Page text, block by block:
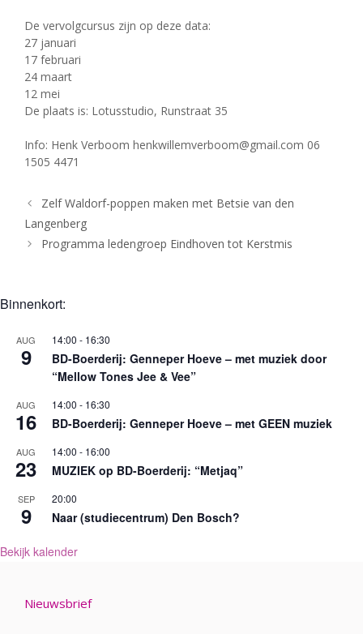
De vervolgcursus zijn op deze data:
27 januari
17 februari
24 maart
12 mei
De plaats is: Lotusstudio, Runstraat 35
Info: Henk Verboom henkwillemverboom@gmail.com 06
1505 4471
Zelf Waldorf-poppen maken met Betsie van den
Langenberg
Programma ledengroep Eindhoven tot Kerstmis
Binnenkort:
AUG
9
14:00 - 16:30
BD-Boerderij: Genneper Hoeve – met muziek door
“Mellow Tones Jee & Vee”
AUG
16
14:00 - 16:30
BD-Boerderij: Genneper Hoeve – met GEEN muziek
AUG
23
14:00 - 16:00
MUZIEK op BD-Boerderij: “Metjaq”
SEP
9
20:00
Naar (studiecentrum) Den Bosch?
Bekijk kalender
Nieuwsbrief